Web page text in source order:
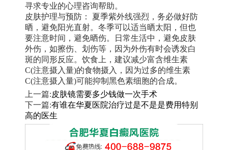
寻求专业的心理咨询帮助。
皮肤护理与预防： 夏季紫外线强烈，务必做好防
晒，避免阳光直射。冬季可以适当晒太阳，但也
要注意时间，避免晒伤。日常生活中，避免皮肤
外伤，如擦伤、划伤等，因为外伤有时会诱发白
斑的同形反应。饮食上，建议减少富含维生素
C(注意摄入量)的食物摄入，因为过多的维生素
C(注意摄入量)可能抑制黑色素细胞的合成。
上一篇:皮肤镜需要多少钱做一次手术
下一篇:有谁在华夏医院治疗过是不是是费用特别
高的医生